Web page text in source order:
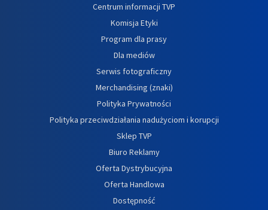
Centrum informacji TVP
Komisja Etyki
Program dla prasy
Dla mediów
Serwis fotograficzny
Merchandising (znaki)
Polityka Prywatności
Polityka przeciwdziałania nadużyciom i korupcji
Sklep TVP
Biuro Reklamy
Oferta Dystrybucyjna
Oferta Handlowa
Dostępność